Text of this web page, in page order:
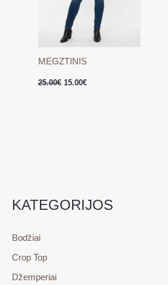
KATEGORIJOS
Bodžiai
Crop Top
Džemperiai
MEGZTINIS
25.00€ 15.00€